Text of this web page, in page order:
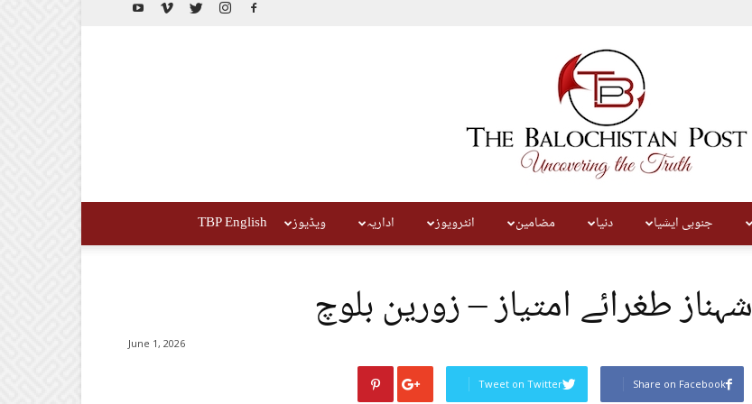
جنوبی ایشیا دنیا مضامین انٹرویوز اداریہ ویڈیوز TBP English
شہناز طغرائے امتیاز – زورین بلوچ
June 1, 2026
Share on Facebook
Tweet on Twitter